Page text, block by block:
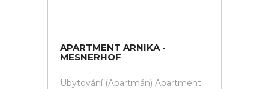
APARTMENT ARNIKA -
MESNERHOF
Ubytování (Apartmán) Apartment